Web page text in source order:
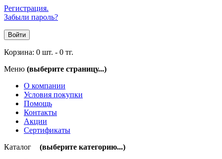
Регистрация.
Забыли пароль?
Корзина: 0 шт. - 0 тг.
Меню (выберите страницу...)
О компании
Условия покупки
Помощь
Контакты
Акции
Сертификаты
Каталог
(выберите категорию...)